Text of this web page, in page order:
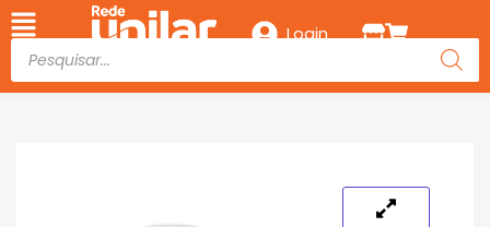
Login